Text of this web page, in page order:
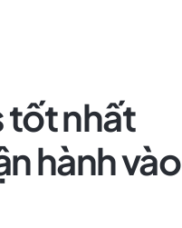
tốt nhất
hành vào